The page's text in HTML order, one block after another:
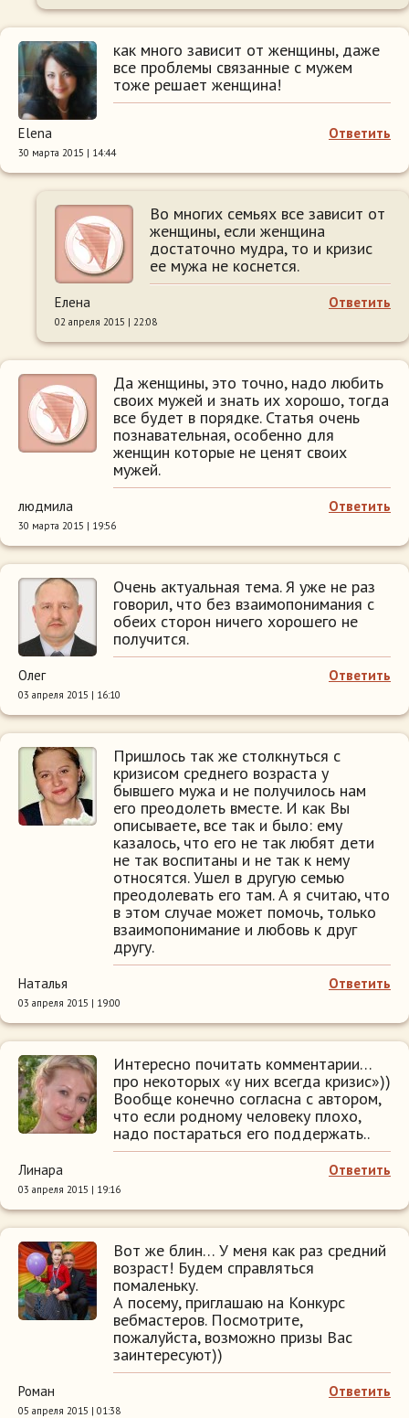
как много зависит от женщины, даже
все проблемы связанные с мужем
тоже решает женщина!
Ответить
Elena
30 марта 2015 | 14:44
Во многих семьях все зависит от
женщины, если женщина
достаточно мудра, то и кризис
ее мужа не коснется.
Ответить
Елена
02 апреля 2015 | 22:08
Да женщины, это точно, надо любить
своих мужей и знать их хорошо, тогда
все будет в порядке. Статья очень
познавательная, особенно для
женщин которые не ценят своих
мужей.
Ответить
людмила
30 марта 2015 | 19:56
Очень актуальная тема. Я уже не раз
говорил, что без взаимопонимания с
обеих сторон ничего хорошего не
получится.
Ответить
Олег
03 апреля 2015 | 16:10
Пришлось так же столкнуться с
кризисом среднего возраста у
бывшего мужа и не получилось нам
его преодолеть вместе. И как Вы
описываете, все так и было: ему
казалось, что его не так любят дети
не так воспитаны и не так к нему
относятся. Ушел в другую семью
преодолевать его там. А я считаю, что
в этом случае может помочь, только
взаимопонимание и любовь к друг
другу.
Ответить
Наталья
03 апреля 2015 | 19:00
Интересно почитать комментарии…
про некоторых «у них всегда кризис»))
Вообще конечно согласна с автором,
что если родному человеку плохо,
надо постараться его поддержать..
Ответить
Линара
03 апреля 2015 | 19:16
Вот же блин… У меня как раз средний
возраст! Будем справляться
помаленьку.
А посему, приглашаю на Конкурс
вебмастеров. Посмотрите,
пожалуйста, возможно призы Вас
заинтересуют))
Ответить
Роман
05 апреля 2015 | 01:38